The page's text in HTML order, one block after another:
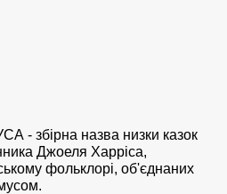
збірна назва низки казок
Джоеля Харріса,
фольклорі, об'єднаних